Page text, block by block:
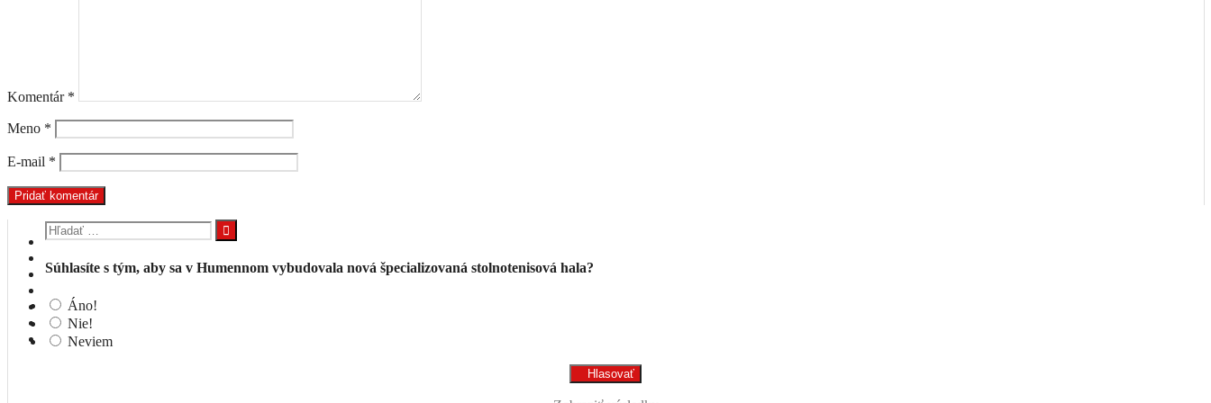
Komentár *
Meno *
E-mail *
Hľadať:
Súhlasíte s tým, aby sa v Humennom vybudovala nová špecializovaná stolnotenisová hala?
Áno!
Nie!
Neviem